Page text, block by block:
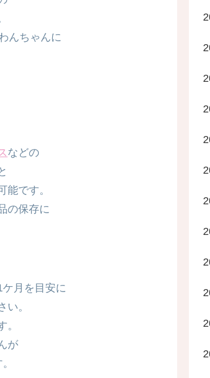
んちゃんに
などの
です。
の保存に
月を目安に
。
が
。